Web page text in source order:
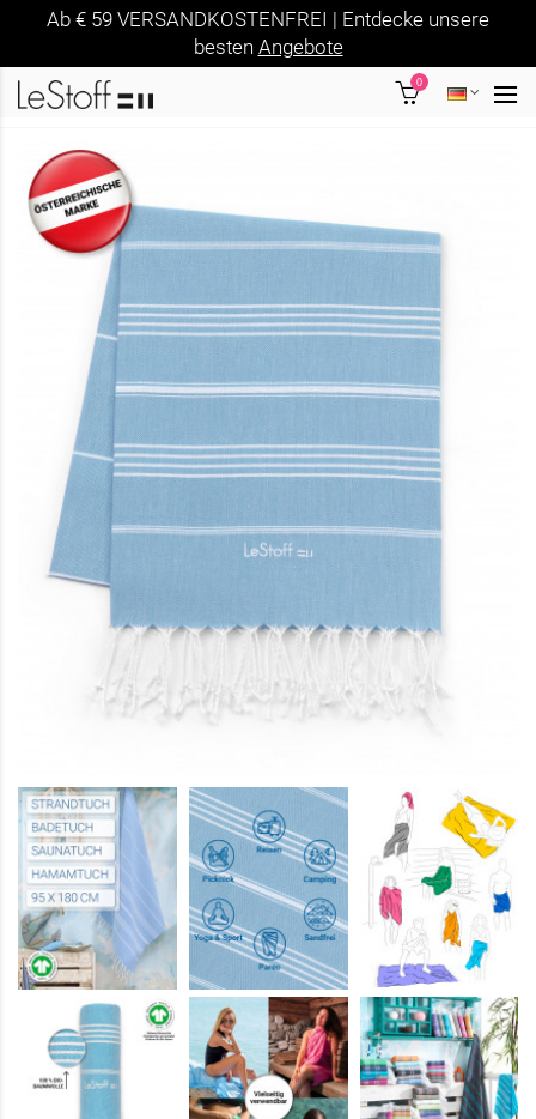
Ab € 59 VERSANDKOSTENFREI | Entdecke unsere
besten Angebote
0